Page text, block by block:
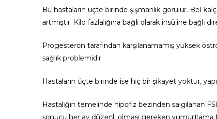
Bu hastaların üçte birinde şişmanlık görülür. Bel-
artmıştır. Kilo fazlalığına bağlı olarak insüline
Progesteron tarafından karşılanamamış yüksek
sağlık problemidir.
Hastaların üçte birinde ise hiç bir şikayet yoktur,
Hastalığın temelinde hipofiz bezinden salgılanan
sonucu her ay düzenli olması gereken yumurtlama